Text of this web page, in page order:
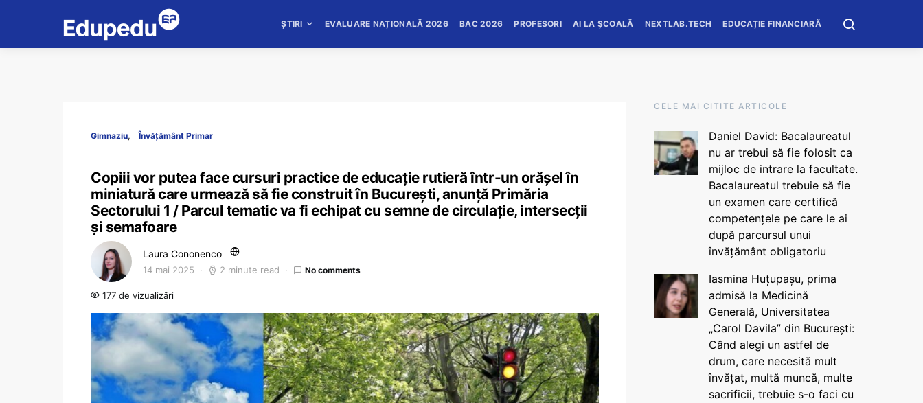
ȘTIRI EVALUARE NAȚIONALĂ 2026 BAC 2026 PROFESORI AI LA ȘCOALĂ NEXTLAB.TECH EDUCAȚIE FINANCIARĂ
Gimnaziu Învățământ Primar
Copiii vor putea face cursuri practice de educație rutieră într-un orășel în
miniatură care urmează să fie construit în București, anunță Primăria
Sectorului 1 / Parcul tematic va fi echipat cu semne de circulație, intersecții
și semafoare
Laura Cononenco
14 mai 2025 2 minute read No comments
177 de vizualizări
CELE MAI CITITE ARTICOLE
Daniel David: Bacalaureatul
nu ar trebui să fie folosit ca
mijloc de intrare la facultate.
Bacalaureatul trebuie să fie
un examen care certifică
competențele pe care le ai
după parcursul unui
învățământ obligatoriu
Iasmina Huțupașu, prima
admisă la Medicină
Generală, Universitatea
„Carol Davila” din București:
Când alegi un astfel de
drum, care necesită mult
învățat, multă muncă, multe
sacrificii, trebuie s-o faci cu